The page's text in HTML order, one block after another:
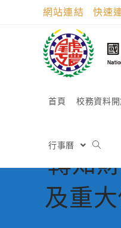
網站連結 快速
首頁 校務資料
行事曆
轉知
及重